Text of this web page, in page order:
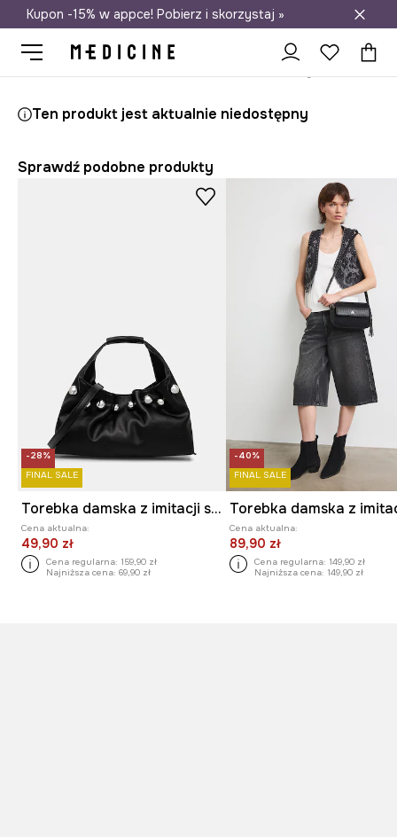
Darmowa dostawa do salonów
Kupon -15% w appce! Pobierz i skorzystaj »
Ten produkt jest aktualnie niedostępny
Sprawdź podobne produkty
-28%
FINAL SALE
Torebka damska z imitacji skóry z aplikacją
Cena aktualna:
49,90 zł
Cena regularna: 159,90 zł
Najniższa cena: 69,90 zł
-40%
FINAL SALE
Cena aktualna:
89,90 zł
Cena regularna: 149,90 zł
Najniższa cena: 149,90 zł